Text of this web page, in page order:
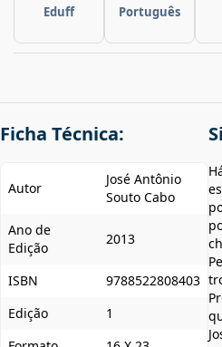
Eduff Português
Ficha Técnica:
Autor
José Antônio
Souto Cabo
Ano de
Edição
2013
ISBN
9788522808403
Edição
1